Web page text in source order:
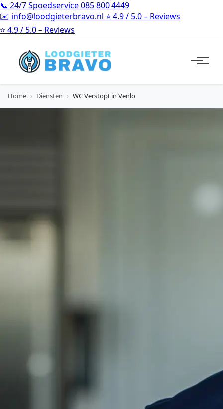
📞 24/7 Spoedservice085 800 4449
✉️ info@loodgieterbravo.nl ⭐ 4.9 / 5.0 – Reviews
⭐ 4.9 / 5.0 – Reviews
Home › Diensten › WC Verstopt in Venlo